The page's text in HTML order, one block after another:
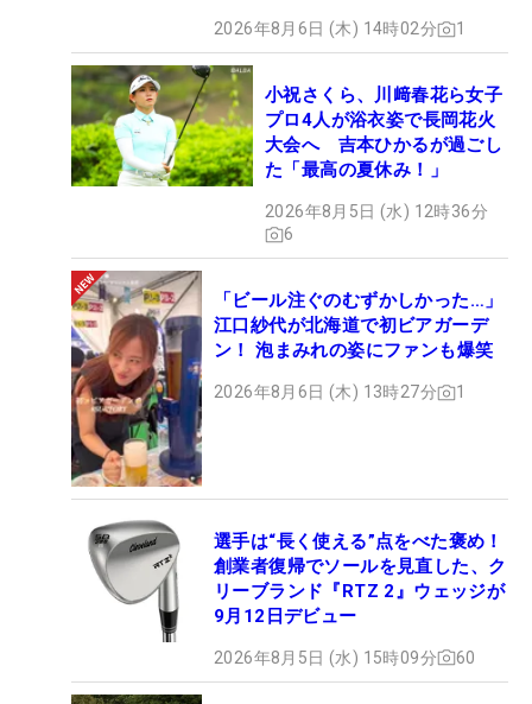
2026年8月6日 (木) 14時02分 1
小祝さくら、川﨑春花ら女子
プロ4人が浴衣姿で長岡花火
大会へ 吉本ひかるが過ごし
た「最高の夏休み！」
2026年8月5日 (水) 12時36分
6
「ビール注ぐのむずかしかった…」
江口紗代が北海道で初ビアガーデ
ン！ 泡まみれの姿にファンも爆笑
2026年8月6日 (木) 13時27分 1
選手は“長く使える”点をべた褒め！
創業者復帰でソールを見直した、ク
リーブランド『RTZ 2』ウェッジが
9月12日デビュー
2026年8月5日 (水) 15時09分 60